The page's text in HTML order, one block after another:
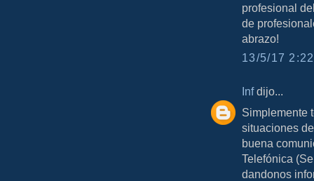
profesional
de
abrazo!
13/5/17
Infdijo...
Simplemente
situaciones
buena
Telefónica
dandonos